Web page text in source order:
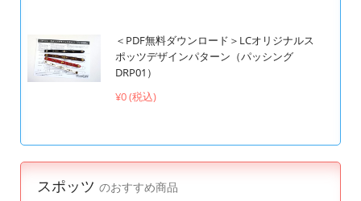
＜PDF無料ダウンロード＞LCオリジナルス
ポッツデザインパターン（パッシング
DRP01）
¥0 (税込)
スポッツ のおすすめ商品